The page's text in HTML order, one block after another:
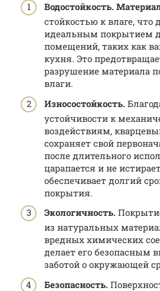
Водостойкость.
стойкостью к влаге, что
идеальным покрытием
помещений, таких как
кухня. Это
разрушение материала
влаги.
Износостойкость.
устойчивости к
воздействиям,
сохраняет свой
после длительного
царапается и не
обеспечивает долгий
покрытия.
Экологичность.
из натуральных
вредных химических
делает его безопасным
заботой о окружающей
Безопасность.